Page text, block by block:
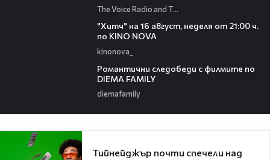
The Voice Radio and TV Bulgaria
"Хитч" на 16 август, неделя от 21:00 ч.
по KINO NOVA
kinonova_
Романтични следобеди с филмите по
DIEMA FAMILY
diemafamily
Тийнейджър почти спечели над